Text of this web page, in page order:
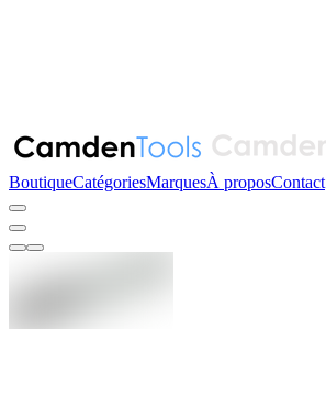
BoutiqueCatégoriesMarquesÀ proposContact